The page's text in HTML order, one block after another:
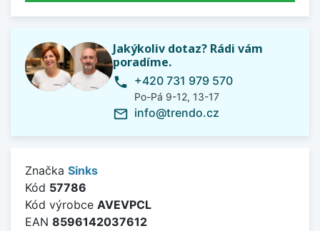
Jakýkoliv dotaz? Rádi vám
poradíme.
phone +420 731 979 570
Po-Pá 9-12, 13-17
mail_outline info@trendo.cz
Značka Sinks
Kód 57786
Kód výrobce AVEVPCL
EAN 8596142037612